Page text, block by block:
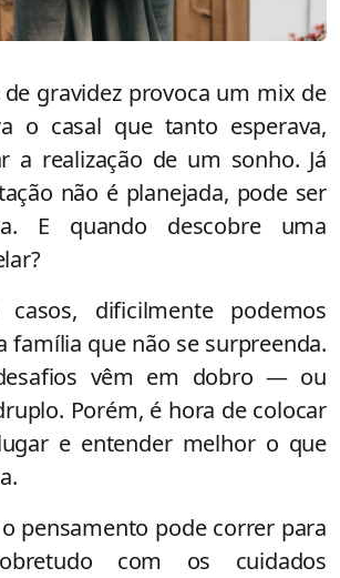
gravidez provoca um mix de
o casal que tanto esperava,
a realização de um sonho. Já
não é planejada, pode ser
E quando descobre uma
casos, dificilmente podemos
família que não se surpreenda.
vêm em dobro — ou
Porém, é hora de colocar
e entender melhor o que
pensamento pode correr para
com os cuidados